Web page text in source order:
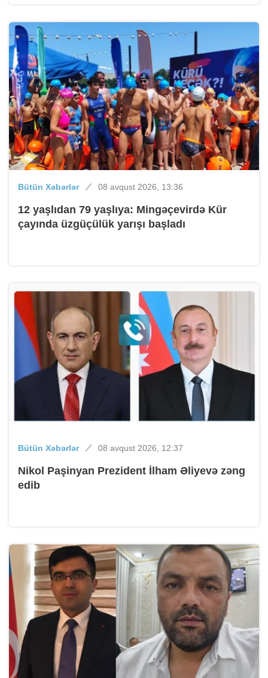
Bütün Xəbərlər 08 avqust 2026, 13:36
12 yaşlıdan 79 yaşlıya: Mingəçevirdə Kür
çayında üzgüçülük yarışı başladı
Bütün Xəbərlər 08 avqust 2026, 12:37
Nikol Paşinyan Prezident İlham Əliyevə zəng
edib